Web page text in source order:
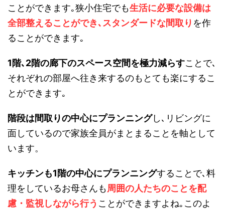
ことができます｡狭小住宅でも生活に必要な設備は
全部整えることができ､スタンダードな間取り を作
ることができます｡
1階､2階の廊下のスペース空間を極力減らすことで､
それぞれの部屋へ往き来するのもとても楽にするこ
とができます｡
階段は間取りの中心にプランニングし､リビングに
面しているので家族全員がまとまることを軸として
います。
キッチンも1階の中心にプランニングすることで､料
理をしているお母さんも周囲の人たちのことを配
慮・監視しながら行う ことができますよね｡このよ